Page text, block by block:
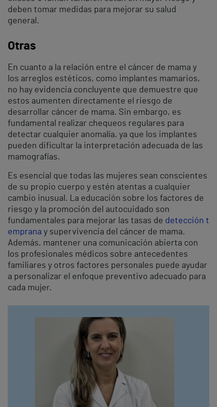
deben tomar medidas para mejorar su salud
general.
Otras
En cuanto a la relación entre el cáncer de mama y
los arreglos estéticos, como implantes mamarios,
no hay evidencia concluyente que demuestre que
estos aumenten directamente el riesgo de
desarrollar cáncer de mama. Sin embargo, es
fundamental realizar chequeos regulares para
detectar cualquier anomalía, ya que los implantes
pueden dificultar la interpretación adecuada de las
mamografías.
Es esencial que todas las mujeres sean conscientes
de su propio cuerpo y estén atentas a cualquier
cambio inusual. La educación sobre los factores de
riesgo y la promoción del autocuidado son
fundamentales para mejorar las tasas de detección t
emprana y supervivencia del cáncer de mama.
Además, mantener una comunicación abierta con
los profesionales médicos sobre antecedentes
familiares y otros factores personales puede ayudar
a personalizar el enfoque preventivo adecuado para
cada mujer.